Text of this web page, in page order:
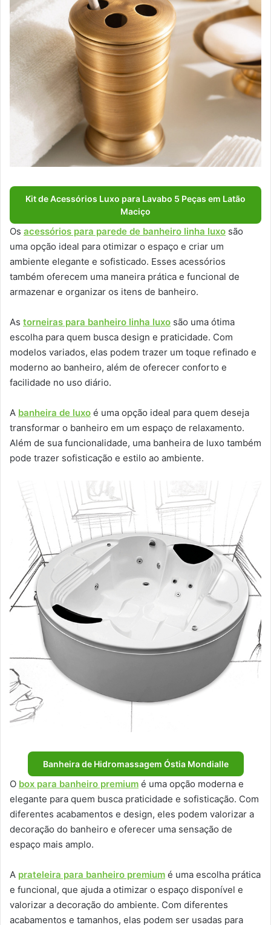
Kit de Acessórios Luxo para Lavabo 5 Peças em Latão
Maciço
Os acessórios para parede de banheiro linha luxo são
uma opção ideal para otimizar o espaço e criar um
ambiente elegante e sofisticado. Esses acessórios
também oferecem uma maneira prática e funcional de
armazenar e organizar os itens de banheiro.
As torneiras para banheiro linha luxo são uma ótima
escolha para quem busca design e praticidade. Com
modelos variados, elas podem trazer um toque refinado e
moderno ao banheiro, além de oferecer conforto e
facilidade no uso diário.
A banheira de luxo é uma opção ideal para quem deseja
transformar o banheiro em um espaço de relaxamento.
Além de sua funcionalidade, uma banheira de luxo também
pode trazer sofisticação e estilo ao ambiente.
Banheira de Hidromassagem Óstia Mondialle
O box para banheiro premium é uma opção moderna e
elegante para quem busca praticidade e sofisticação. Com
diferentes acabamentos e design, eles podem valorizar a
decoração do banheiro e oferecer uma sensação de
espaço mais amplo.
A prateleira para banheiro premium é uma escolha prática
e funcional, que ajuda a otimizar o espaço disponível e
valorizar a decoração do ambiente. Com diferentes
acabamentos e tamanhos, elas podem ser usadas para